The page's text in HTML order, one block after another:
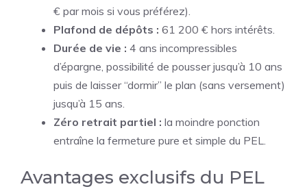
€ par mois si vous préférez).
Plafond de dépôts : 61 200 € hors intérêts.
Durée de vie : 4 ans incompressibles
d’épargne, possibilité de pousser jusqu’à 10 ans
puis de laisser “dormir” le plan (sans versement)
jusqu’à 15 ans.
Zéro retrait partiel : la moindre ponction
entraîne la fermeture pure et simple du PEL.
Avantages exclusifs du PEL